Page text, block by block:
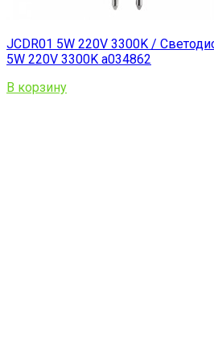
JCDR01 5W 220V 3300K /
5W 220V 3300K a034862
В корзину